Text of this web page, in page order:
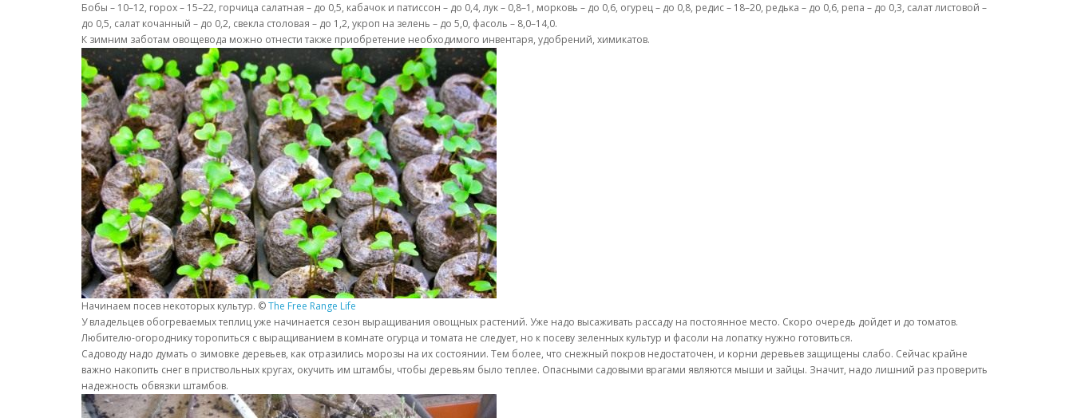
Бобы – 10–12, горох – 15–22, горчица салатная – до 0,5, кабачок и патиссон – до 0,4, лук – 0,8–1, морковь – до 0,6, огурец – до 0,8, редис – 18–20, редька – до 0,6, репа – до 0,3, салат листовой –
до 0,5, салат кочанный – до 0,2, свекла столовая – до 1,2, укроп на зелень – до 5,0, фасоль – 8,0–14,0.
К зимним заботам овощевода можно отнести также приобретение необходимого инвентаря, удобрений, химикатов.
Начинаем посев некоторых культур. ©The Free Range Life
У владельцев обогреваемых теплиц уже начинается сезон выращивания овощных растений. Уже надо высаживать рассаду на постоянное место. Скоро очередь дойдет и до томатов.
Любителю-огороднику торопиться с выращиванием в комнате огурца и томата не следует, но к посеву зеленных культур и фасоли на лопатку нужно готовиться.
Садоводу надо думать о зимовке деревьев, как отразились морозы на их состоянии. Тем более, что снежный покров недостаточен, и корни деревьев защищены слабо. Сейчас крайне
важно накопить снег в приствольных кругах, окучить им штамбы, чтобы деревьям было теплее. Опасными садовыми врагами являются мыши и зайцы. Значит, надо лишний раз проверить
надежность обвязки штамбов.